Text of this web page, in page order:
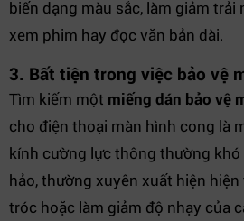
biến dạng màu sắc, làm giảm trải
xem phim hay đọc văn bản dài.
3. Bất tiện trong việc bảo vệ
Tìm kiếm một miếng dán bảo vệ
cho điện thoại màn hình cong là
kính cường lực thông thường
hảo, thường xuyên xuất hiện
tróc hoặc làm giảm độ nhạy của